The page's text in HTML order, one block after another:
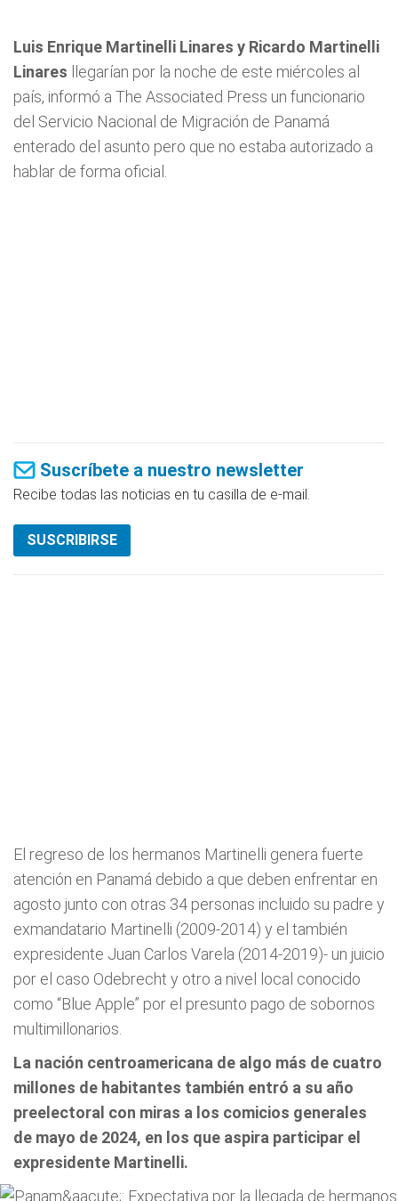
Luis Enrique Martinelli Linares y Ricardo Martinelli
Linares llegarían por la noche de este miércoles al
país, informó a The Associated Press un funcionario
del Servicio Nacional de Migración de Panamá
enterado del asunto pero que no estaba autorizado a
hablar de forma oficial.
Suscríbete a nuestro newsletter
Recibe todas las noticias en tu casilla de e-mail.
SUSCRIBIRSE
El regreso de los hermanos Martinelli genera fuerte
atención en Panamá debido a que deben enfrentar en
agosto junto con otras 34 personas incluido su padre y
exmandatario Martinelli (2009-2014) y el también
expresidente Juan Carlos Varela (2014-2019)- un juicio
por el caso Odebrecht y otro a nivel local conocido
como “Blue Apple” por el presunto pago de sobornos
multimillonarios.
La nación centroamericana de algo más de cuatro
millones de habitantes también entró a su año
preelectoral con miras a los comicios generales
de mayo de 2024, en los que aspira participar el
expresidente Martinelli.